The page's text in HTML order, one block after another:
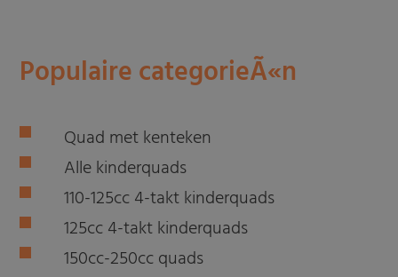
Populaire categorieÃ«n
Quad met kenteken
Alle kinderquads
110-125cc 4-takt kinderquads
125cc 4-takt kinderquads
150cc-250cc quads